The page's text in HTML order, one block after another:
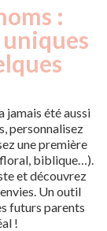
:
jamais été aussi
personnalisez
une première
biblique…).
et découvrez
Un outil
futurs parents
!